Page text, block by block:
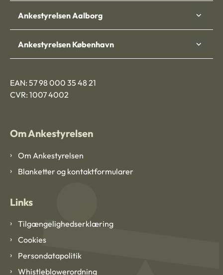
Ankestyrelsen Aalborg
Ankestyrelsen København
EAN: 57 98 000 35 48 21
CVR: 1007 4002
Om Ankestyrelsen
Om Ankestyrelsen
Blanketter og kontaktformularer
Links
Tilgængelighedserklæring
Cookies
Persondatapolitik
Whistleblowerordning